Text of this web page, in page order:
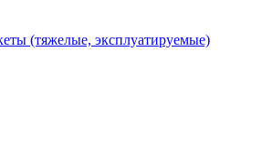
(тяжелые, эксплуатируемые)